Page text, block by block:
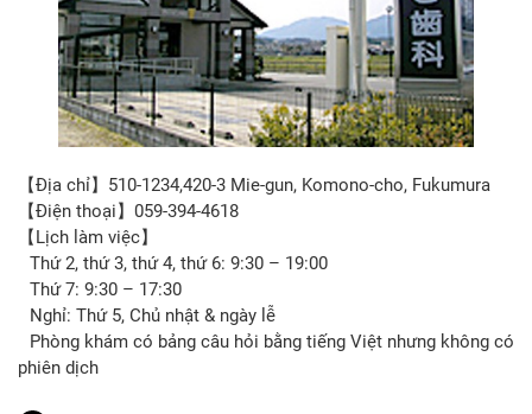
【Địa chỉ】510-1234,420-3 Mie-gun, Komono-cho, Fukumura
【Điện thoại】059-394-4618
【Lịch làm việc】
Thứ 2, thứ 3, thứ 4, thứ 6: 9:30 – 19:00
Thứ 7: 9:30 – 17:30
Nghỉ: Thứ 5, Chủ nhật & ngày lễ
Phòng khám có bảng câu hỏi bằng tiếng Việt nhưng không có
phiên dịch